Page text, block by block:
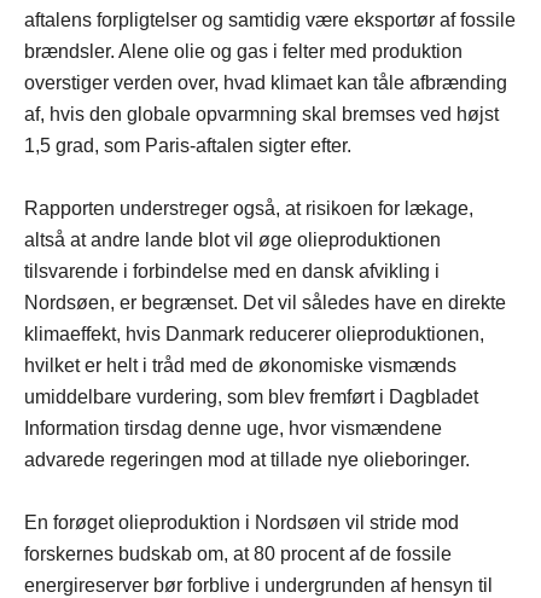
aftalens forpligtelser og samtidig være eksportør af fossile
brændsler. Alene olie og gas i felter med produktion
overstiger verden over, hvad klimaet kan tåle afbrænding
af, hvis den globale opvarmning skal bremses ved højst
1,5 grad, som Paris-aftalen sigter efter.
Rapporten understreger også, at risikoen for lækage,
altså at andre lande blot vil øge olieproduktionen
tilsvarende i forbindelse med en dansk afvikling i
Nordsøen, er begrænset. Det vil således have en direkte
klimaeffekt, hvis Danmark reducerer olieproduktionen,
hvilket er helt i tråd med de økonomiske vismænds
umiddelbare vurdering, som blev fremført i Dagbladet
Information tirsdag denne uge, hvor vismændene
advarede regeringen mod at tillade nye olieboringer.
En forøget olieproduktion i Nordsøen vil stride mod
forskernes budskab om, at 80 procent af de fossile
energireserver bør forblive i undergrunden af hensyn til